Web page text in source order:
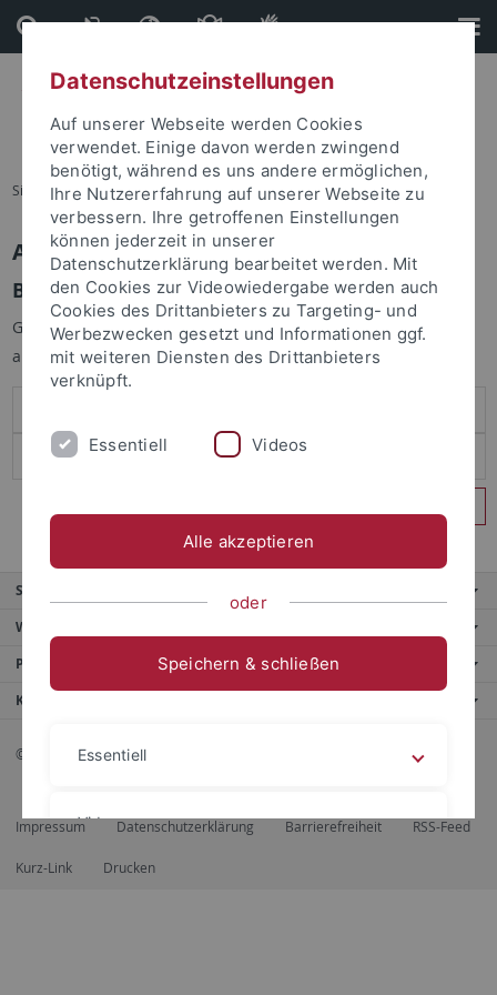
Direkt
zum
Inhalt
Direkt
zur
Fußleiste
Sie sind hier: Startseite
Anmelden
Benutzeranmeldung
Geben Sie Ihren Benutzernamen und Ihr Passwort an um sich
anzumelden:
Service
Weitere Angebote
Portale
Kontaktinfo
© 2026 Eberhard Karls Universität Tübingen, Tübingen
Impressum Datenschutzerklärung Barrierefreiheit RSS-Feed
Kurz-Link Drucken
Datenschutzeinstellungen
Auf unserer Webseite werden Cookies
verwendet. Einige davon werden zwingend
benötigt, während es uns andere ermöglichen,
Ihre Nutzererfahrung auf unserer Webseite zu
verbessern. Ihre getroffenen Einstellungen
können jederzeit in unserer
Datenschutzerklärung bearbeitet werden. Mit
den Cookies zur Videowiedergabe werden auch
Cookies des Drittanbieters zu Targeting- und
Werbezwecken gesetzt und Informationen ggf.
mit weiteren Diensten des Drittanbieters
verknüpft.
Essentiell Videos
Alle akzeptieren
oder
Speichern & schließen
Essentiell
Videos